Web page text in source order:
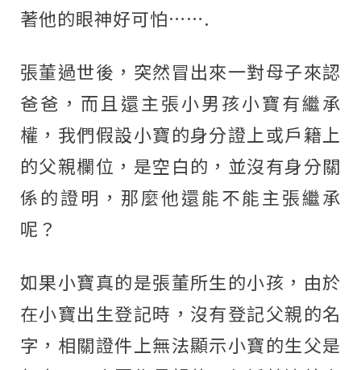
著他的眼神好可怕…….
張董過世後，突然冒出來一對母子來認
爸爸，而且還主張小男孩小寶有繼承
權，我們假設小寶的身分證上或戶籍上
的父親欄位，是空白的，並沒有身分關
係的證明，那麼他還能不能主張繼承
呢？
如果小寶真的是張董所生的小孩，由於
在小寶出生登記時，沒有登記父親的名
字，相關證件上無法顯示小寶的生父是